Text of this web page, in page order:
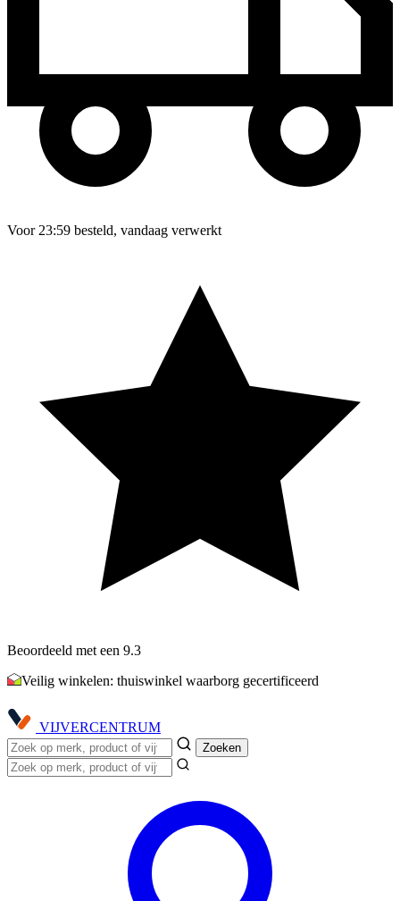
Voor 23:59 besteld, vandaag verwerkt
Beoordeeld met een 9.3
Veilig winkelen: thuiswinkel waarborg gecertificeerd
VIJVERCENTRUM
Zoeken